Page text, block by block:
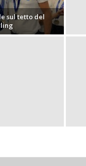
sul tetto del